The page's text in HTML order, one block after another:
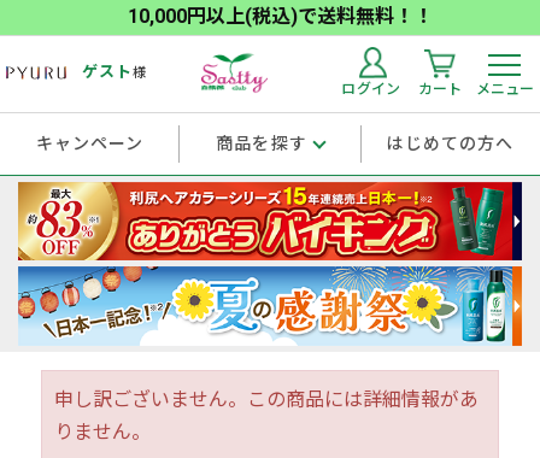
10,000円以上(税込)で送料無料！！
ゲスト様
ログイン カート メニュー
キャンペーン 商品を探す はじめての方へ
申し訳ございません。この商品には詳細情報があ
りません。